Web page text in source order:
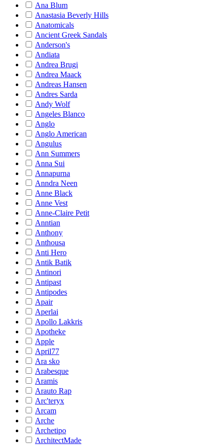
Ana Blum
Anastasia Beverly Hills
Anatomicals
Ancient Greek Sandals
Anderson's
Andiata
Andrea Brugi
Andrea Maack
Andreas Hansen
Andres Sarda
Andy Wolf
Angeles Blanco
Anglo
Anglo American
Angulus
Ann Summers
Anna Sui
Annapurna
Anndra Neen
Anne Black
Anne Vest
Anne-Claire Petit
Anntian
Anthony
Anthousa
Anti Hero
Antik Batik
Antinori
Antipast
Antipodes
Apair
Aperlai
Apollo Lakkris
Apotheke
Apple
April77
Ara sko
Arabesque
Aramis
Arauto Rap
Arc'teryx
Arcam
Arche
Archetipo
ArchitectMade